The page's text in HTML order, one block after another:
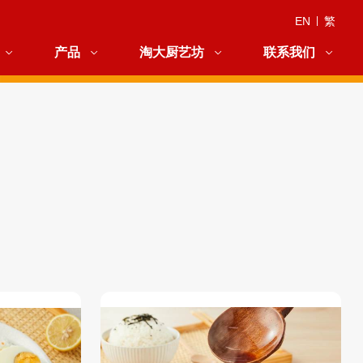
EN 繁
产品 淘大厨艺坊 联系我们